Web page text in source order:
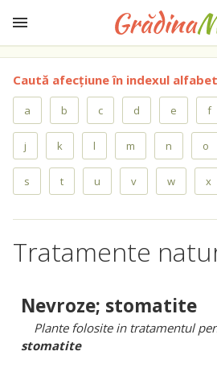
Caută afecțiune în indexul
a b c d e f
j k l m n o
s t u v w x
Tratamente
Nevroze; stomatite
Plante folosite in tratamentul
stomatite